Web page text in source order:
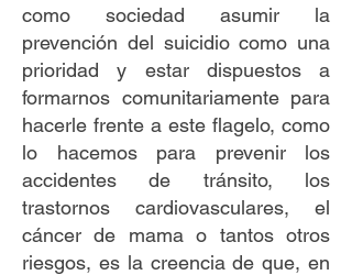
como sociedad asumir la
prevención del suicidio como una
prioridad y estar dispuestos a
formarnos comunitariamente para
hacerle frente a este flagelo, como
lo hacemos para prevenir los
accidentes de tránsito, los
trastornos cardiovasculares, el
cáncer de mama o tantos otros
riesgos, es la creencia de que, en